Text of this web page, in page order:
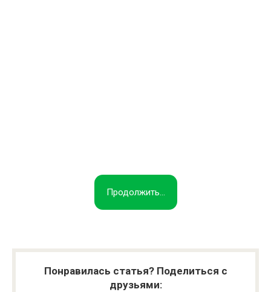
Продолжить...
Понравилась статья? Поделиться с
друзьями: